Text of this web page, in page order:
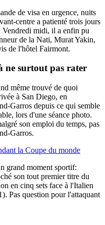
de visa en urgence, nuits
centre a patienté trois jours
Vendredi midi, il a enfin pu
de la Nati, Murat Yakin,
de l'hôtel Fairmont.
ne surtout pas rater
même trouvé de quoi
à San Diego, en
Garros depuis ce qui semble
lors d'une séance photo.
son emploi du temps, pas
Garros.
la Coupe du monde
grand moment sportif:
son tout premier titre du
en cinq sets face à l'Italien
Pas question pour l'attaquant